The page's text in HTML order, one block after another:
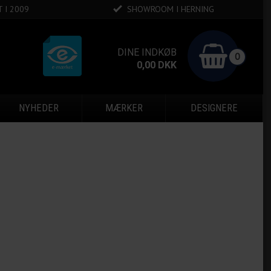
I 2009 SHOWROOM I HERNING
DINE INDKØB 0
0,00 DKK
NYHEDER MÆRKER DESIGNERE